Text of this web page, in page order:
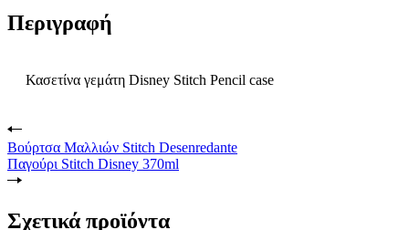
Περιγραφή
Κασετίνα γεμάτη Disney Stitch Pencil case
Βούρτσα Μαλλιών Stitch Desenredante
Παγούρι Stitch Disney 370ml
Σχετικά προϊόντα